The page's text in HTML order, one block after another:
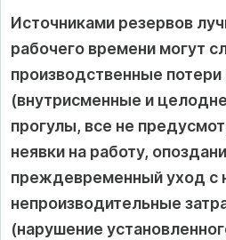
Источниками резервов
рабочего времени могут
производственные
(внутрисменные и
прогулы, все не
неявки на работу,
преждевременный уход с
непроизводительные
(нарушение